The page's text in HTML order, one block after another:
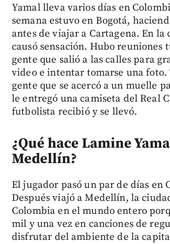
Yamal lleva varios días en
semana estuvo en Bogotá,
antes de viajar a Cartagena. En
causó sensación. Hubo reuniones
gente que salió a las calles para
video e intentar tomarse una foto.
gente que se acercó a un muelle
le entregó una camiseta del Real
futbolista recibió y se llevó.
¿Qué hace Lamine
Medellín?
El jugador pasó un par de días en
Después viajó a Medellín, la
Colombia en el mundo entero
mil y una vez en canciones de
disfrutar del ambiente de la